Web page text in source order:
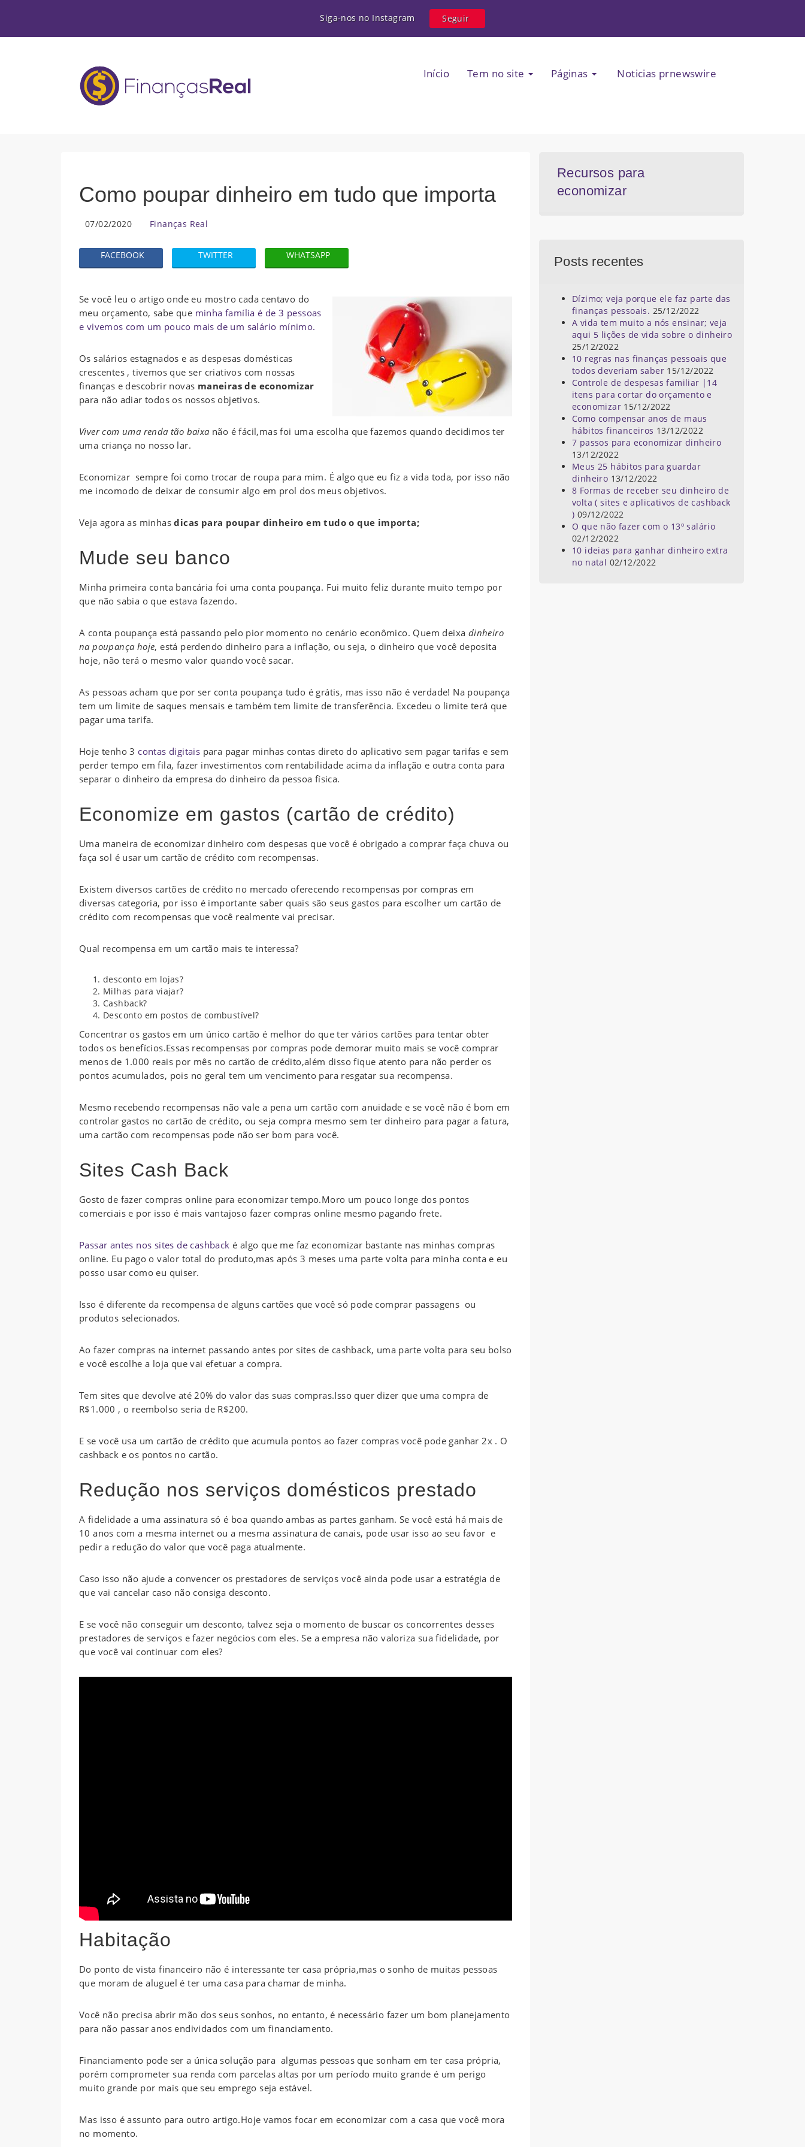
Siga-nos no Instagram Seguir
Início Tem no site Páginas Noticias prnewswire
Como poupar dinheiro em tudo que importa
07/02/2020 Finanças Real
FACEBOOK TWITTER WHATSAPP
Se você leu o artigo onde eu mostro cada centavo do
meu orçamento, sabe que minha família é de 3 pessoas
e vivemos com um pouco mais de um salário mínimo.
Os salários estagnados e as despesas domésticas
crescentes , tivemos que ser criativos com nossas
finanças e descobrir novas maneiras de economizar
para não adiar todos os nossos objetivos.
Viver com uma renda tão baixa não é fácil,mas foi uma escolha que fazemos quando decidimos ter
uma criança no nosso lar.
Economizar sempre foi como trocar de roupa para mim. É algo que eu fiz a vida toda, por isso não
me incomodo de deixar de consumir algo em prol dos meus objetivos.
Veja agora as minhasdicas para poupar dinheiro em tudo o que importa;
Mude seu banco
Minha primeira conta bancária foi uma conta poupança. Fui muito feliz durante muito tempo por
que não sabia o que estava fazendo.
A conta poupança está passando pelo pior momento no cenário econômico. Quem deixa dinheiro
na poupança hoje, está perdendo dinheiro para a inflação, ou seja, o dinheiro que você deposita
hoje, não terá o mesmo valor quando você sacar.
As pessoas acham que por ser conta poupança tudo é grátis, mas isso não é verdade! Na poupança
tem um limite de saques mensais e também tem limite de transferência. Excedeu o limite terá que
pagar uma tarifa.
Hoje tenho 3 contas digitais para pagar minhas contas direto do aplicativo sem pagar tarifas e sem
perder tempo em fila, fazer investimentos com rentabilidade acima da inflação e outra conta para
separar o dinheiro da empresa do dinheiro da pessoa física.
Economize em gastos (cartão de crédito)
Uma maneira de economizar dinheiro com despesas que você é obrigado a comprar faça chuva ou
faça sol é usar um cartão de crédito com recompensas.
Existem diversos cartões de crédito no mercado oferecendo recompensas por compras em
diversas categoria, por isso é importante saber quais são seus gastos para escolher um cartão de
crédito com recompensas que você realmente vai precisar.
Qual recompensa em um cartão mais te interessa?
desconto em lojas?
Milhas para viajar?
Cashback?
Desconto em postos de combustível?
Concentrar os gastos em um único cartão é melhor do que ter vários cartões para tentar obter
todos os benefícios.Essas recompensas por compras pode demorar muito mais se você comprar
menos de 1.000 reais por mês no cartão de crédito,além disso fique atento para não perder os
pontos acumulados, pois no geral tem um vencimento para resgatar sua recompensa.
Mesmo recebendo recompensas não vale a pena um cartão com anuidade e se você não é bom em
controlar gastos no cartão de crédito, ou seja compra mesmo sem ter dinheiro para pagar a fatura,
uma cartão com recompensas pode não ser bom para você.
Sites Cash Back
Gosto de fazer compras online para economizar tempo.Moro um pouco longe dos pontos
comerciais e por isso é mais vantajoso fazer compras online mesmo pagando frete.
Passar antes nos sites de cashback é algo que me faz economizar bastante nas minhas compras
online. Eu pago o valor total do produto,mas após 3 meses uma parte volta para minha conta e eu
posso usar como eu quiser.
Isso é diferente da recompensa de alguns cartões que você só pode comprar passagens ou
produtos selecionados.
Ao fazer compras na internet passando antes por sites de cashback, uma parte volta para seu bolso
e você escolhe a loja que vai efetuar a compra.
Tem sites que devolve até 20% do valor das suas compras.Isso quer dizer que uma compra de
R$1.000 , o reembolso seria de R$200.
E se você usa um cartão de crédito que acumula pontos ao fazer compras você pode ganhar 2x . O
cashback e os pontos no cartão.
Redução nos serviços domésticos prestado
A fidelidade a uma assinatura só é boa quando ambas as partes ganham. Se você está há mais de
10 anos com a mesma internet ou a mesma assinatura de canais, pode usar isso ao seu favor e
pedir a redução do valor que você paga atualmente.
Caso isso não ajude a convencer os prestadores de serviços você ainda pode usar a estratégia de
que vai cancelar caso não consiga desconto.
E se você não conseguir um desconto, talvez seja o momento de buscar os concorrentes desses
prestadores de serviços e fazer negócios com eles. Se a empresa não valoriza sua fidelidade, por
que você vai continuar com eles?
Habitação
Do ponto de vista financeiro não é interessante ter casa própria,mas o sonho de muitas pessoas
que moram de aluguel é ter uma casa para chamar de minha.
Você não precisa abrir mão dos seus sonhos, no entanto, é necessário fazer um bom planejamento
para não passar anos endividados com um financiamento.
Financiamento pode ser a única solução para algumas pessoas que sonham em ter casa própria,
porém comprometer sua renda com parcelas altas por um período muito grande é um perigo
muito grande por mais que seu emprego seja estável.
Mas isso é assunto para outro artigo.Hoje vamos focar em economizar com a casa que você mora
no momento.
Recursos para
economizar
Posts recentes
Dízimo; veja porque ele faz parte das
finanças pessoais. 25/12/2022
A vida tem muito a nós ensinar; veja
aqui 5 lições de vida sobre o dinheiro
25/12/2022
10 regras nas finanças pessoais que
todos deveriam saber 15/12/2022
Controle de despesas familiar |14
itens para cortar do orçamento e
economizar 15/12/2022
Como compensar anos de maus
hábitos financeiros 13/12/2022
7 passos para economizar dinheiro
13/12/2022
Meus 25 hábitos para guardar
dinheiro 13/12/2022
8 Formas de receber seu dinheiro de
volta ( sites e aplicativos de cashback
) 09/12/2022
O que não fazer com o 13º salário
02/12/2022
10 ideias para ganhar dinheiro extra
no natal 02/12/2022